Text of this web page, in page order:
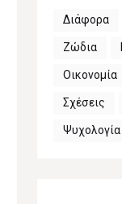
Διάφορα
Ζώδια
Οικονομία
Σχέσεις
Ψυχολογία